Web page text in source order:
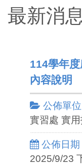
最新消
114學年
內容說明
公佈單位
實習處 實用
公佈日期
2025/9/23